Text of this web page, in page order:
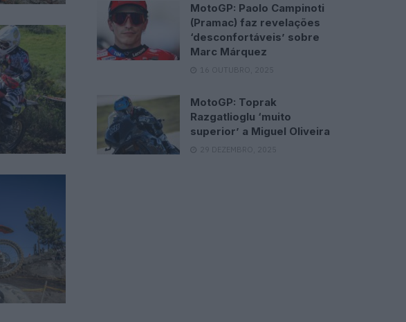
MotoGP: Paolo Campinoti
(Pramac) faz revelações
‘desconfortáveis’ sobre
Marc Márquez
16 OUTUBRO, 2025
MotoGP: Toprak
Razgatlioglu ‘muito
superior’ a Miguel Oliveira